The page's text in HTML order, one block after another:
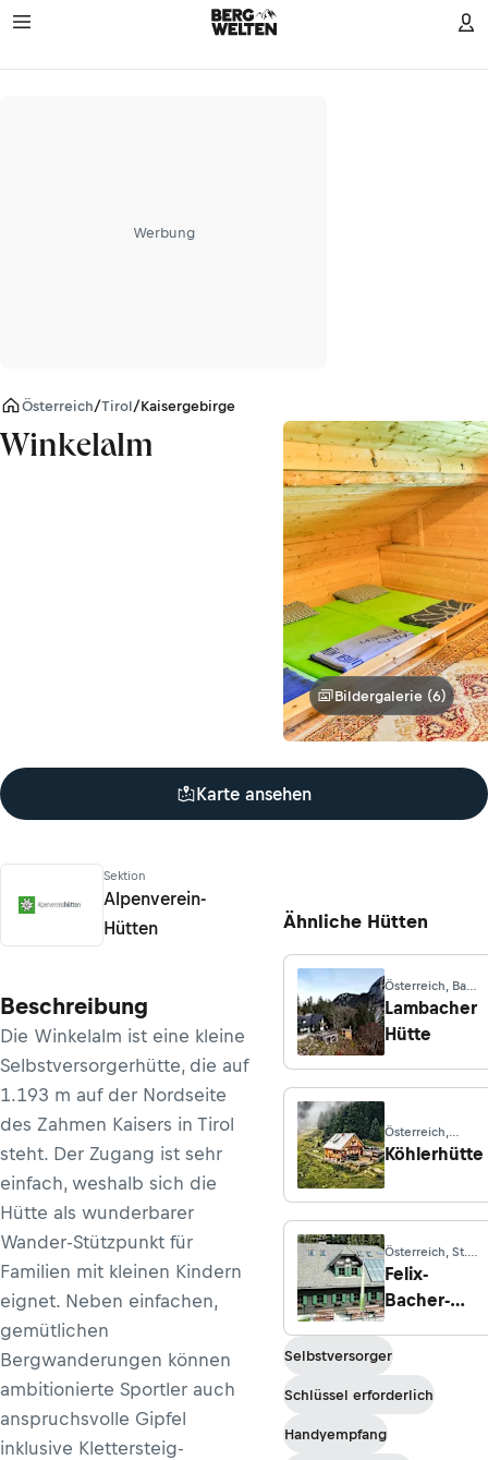
Werbung
Österreich/Tirol/Kaisergebirge
Winkelalm
Bildergalerie (6)
Karte ansehen
Alpenverein-Hütten
Sektion
Alpenverein-
Hütten
Beschreibung
Die Winkelalm ist eine kleine
Selbstversorgerhütte, die auf
1.193 m auf der Nordseite
des Zahmen Kaisers in Tirol
steht. Der Zugang ist sehr
einfach, weshalb sich die
Hütte als wunderbarer
Wander-Stützpunkt für
Familien mit kleinen Kindern
eignet. Neben einfachen,
gemütlichen
Bergwanderungen können
ambitionierte Sportler auch
anspruchsvolle Gipfel
inklusive Klettersteig-
Ähnliche Hütten
Österreich, Bad
Goisern
Lambacher
Hütte
Österreich,
Lavantegg
Köhlerhütte
Österreich, St.
Kathrein am
Offenegg
Felix-
Bacher-
Selbstversorger
Schlüssel erforderlich
Handyempfang